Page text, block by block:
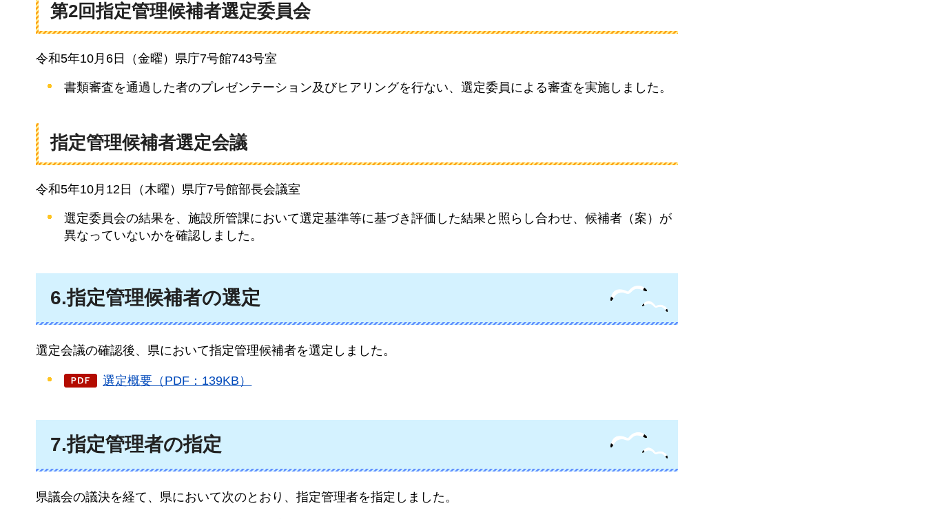
第2回指定管理候補者選定委員会
令和5年10月6日（金曜）県庁7号館743号室
書類審査を通過した者のプレゼンテーション及びヒアリングを行ない、選定委員による審査を実施しました。
指定管理候補者選定会議
令和5年10月12日（木曜）県庁7号館部長会議室
選定委員会の結果を、施設所管課において選定基準等に基づき評価した結果と照らし合わせ、候補者（案）が
異なっていないかを確認しました。
6.指定管理候補者の選定
選定会議の確認後、県において指定管理候補者を選定しました。
選定概要（PDF：139KB）
7.指定管理者の指定
県議会の議決を経て、県において次のとおり、指定管理者を指定しました。